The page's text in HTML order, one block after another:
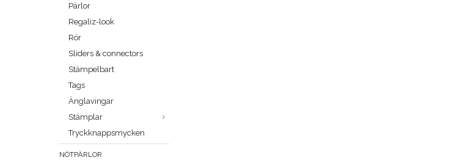
Pärlor
Regaliz-look
Rör
Sliders & connectors
Stämpelbart
Tags
Änglavingar
Stämplar
Tryckknappsmycken
NÖTPÄRLOR